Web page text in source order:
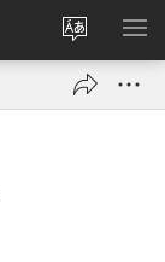
Pakeisti
svetainės
kalbą